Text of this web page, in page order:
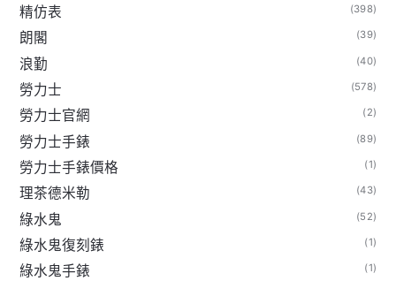
精仿表 (398)
朗閣 (39)
浪勤 (40)
勞力士 (578)
勞力士官網 (2)
勞力士手錶 (89)
勞力士手錶價格 (1)
理茶德米勒 (43)
綠水鬼 (52)
綠水鬼復刻錶 (1)
綠水鬼手錶 (1)